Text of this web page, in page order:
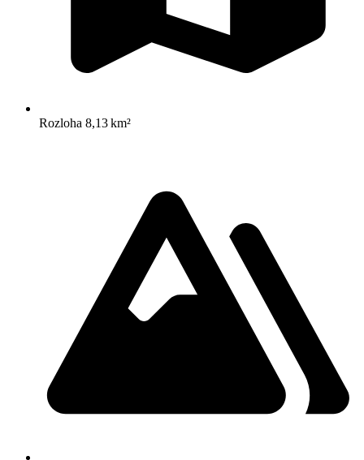
Rozloha 8,13 km²